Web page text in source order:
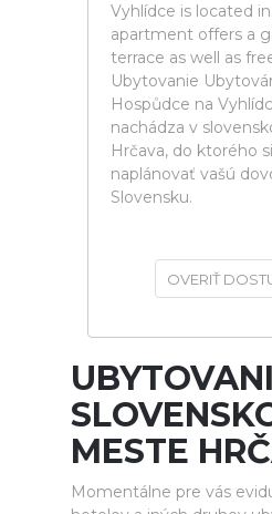
Vyhlídce is located
apartment offers a
terrace as well as
Ubytovanie
Hospůdce na
nachádza v
Hrčava, do ktorého
naplánovať vašú
Slovensku.
OVERIŤ
MESTE
Momentálne pre vás